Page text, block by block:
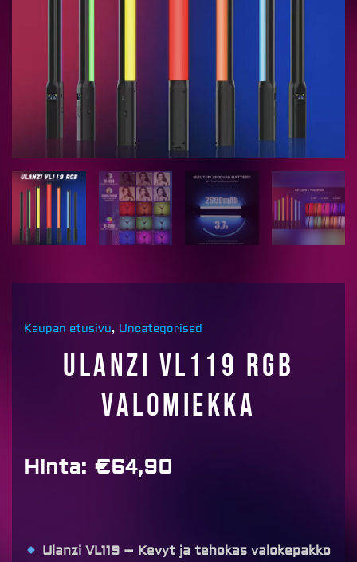
Kaupan etusivu, Uncategorised
Ulanzi VL119 RGB
valomiekka
Hinta: €64,90
Ulanzi VL119 – Kevyt ja tehokas valokepakko